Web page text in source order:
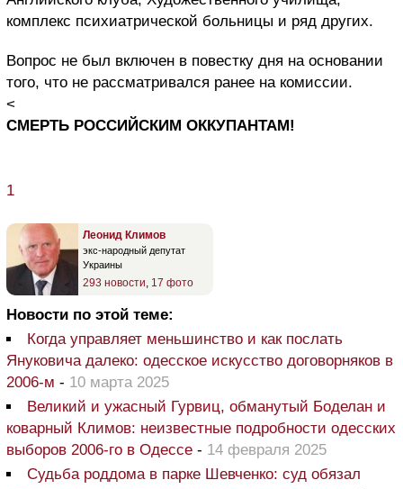
комплекс психиатрической больницы и ряд других.
Вопрос не был включен в повестку дня на основании
того, что не рассматривался ранее на комиссии.
<
СМЕРТЬ РОССИЙСКИМ ОККУПАНТАМ!
1
Леонид Климов
экс-народный депутат
Украины
293 новости 17 фото
Новости по этой теме:
Когда управляет меньшинство и как послать
Януковича далеко: одесское искусство договорняков в
2006-м - 10 марта 2025
Великий и ужасный Гурвиц, обманутый Боделан и
коварный Климов: неизвестные подробности одесских
выборов 2006-го в Одессе - 14 февраля 2025
Судьба роддома в парке Шевченко: суд обязал